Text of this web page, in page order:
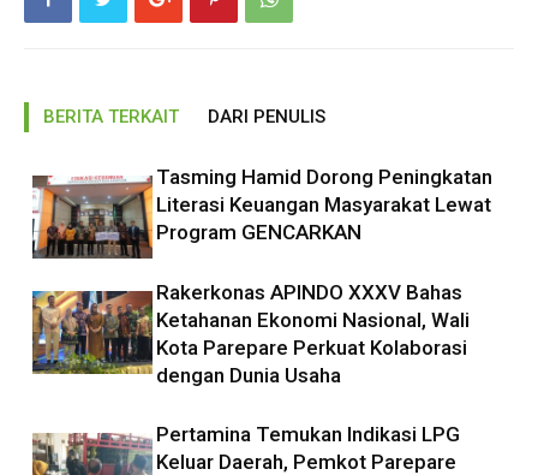
BERITA TERKAIT DARI PENULIS
Tasming Hamid Dorong Peningkatan
Literasi Keuangan Masyarakat Lewat
Program GENCARKAN
Rakerkonas APINDO XXXV Bahas
Ketahanan Ekonomi Nasional, Wali
Kota Parepare Perkuat Kolaborasi
dengan Dunia Usaha
Pertamina Temukan Indikasi LPG
Keluar Daerah, Pemkot Parepare